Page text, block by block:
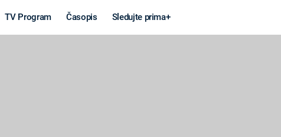
TV Program Časopis Sledujte prima+